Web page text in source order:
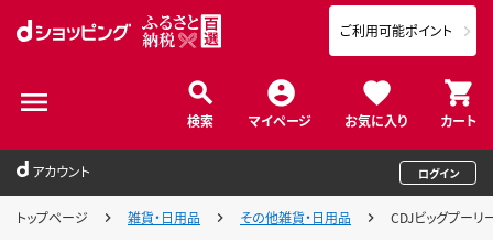
検索 マイページ お気に入り カート
ご利用可能ポイント
アカウント ログイン
トップページ 雑貨・日用品 その他雑貨・日用品 CDJビッグプー